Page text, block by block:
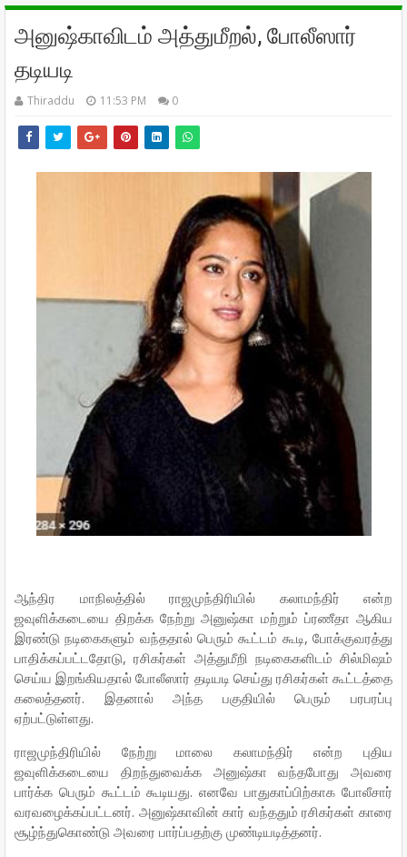
அனுஷ்காவிடம் அத்துமீறல், போலீஸார்
தடியடி
Thiraddu 11:53 PM 0
ஆந்திர மாநிலத்தில் ராஜமுந்திரியில் கலாமந்திர் என்ற
ஜவுளிக்கடையை திறக்க நேற்று அனுஷ்கா மற்றும் ப்ரணீதா ஆகிய
இரண்டு நடிகைகளும் வந்ததால் பெரும் கூட்டம் கூடி, போக்குவரத்து
பாதிக்கப்பட்டதோடு, ரசிகர்கள் அத்துமீறி நடிகைகளிடம் சில்மிஷம்
செய்ய இறங்கியதால் போலீஸார் தடியடி செய்து ரசிகர்கள் கூட்டத்தை
கலைத்தனர். இதனால் அந்த பகுதியில் பெரும் பரபரப்பு
ஏற்பட்டுள்ளது.
ராஜமுந்திரியில் நேற்று மாலை கலாமந்திர் என்ற புதிய
ஜவுளிக்கடையை திறந்துவைக்க அனுஷ்கா வந்தபோது அவரை
பார்க்க பெரும் கூட்டம் கூடியது. எனவே பாதுகாப்பிற்காக போலீசார்
வரவழைக்கப்பட்டனர். அனுஷ்காவின் கார் வந்ததும் ரசிகர்கள் காரை
சூழ்ந்துகொண்டு அவரை பார்ப்பதற்கு முண்டியடித்தனர்.